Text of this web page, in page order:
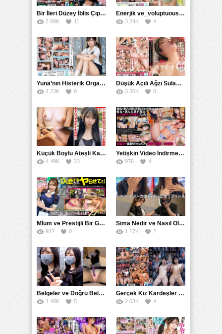
Bir İleri Düzey İblis Çıplak Teslimat Görevlisi, İnce Bedeni ve Şeytani Becerileriyle Sizi Sürekli BoşaltacakMDBK
2.89K 11
Enerjik ve_voluptuous Üniversite Kızının H Kupa Büyüklüğündeki Göğüsleri ve Çılgın Orgazmı
3.24K 4
Yuna’nın Histerik Orgazmı: Genç Kızın Savage Hareketlerle Ulaştığı Şiddetli Coşkuları
4.23K 9
Düşük Açılı Ağzı Sulama Teknikleri ve AGMX İlişkisi
3.36K 8
Küçük Boylu Ateşli Karakter: Nandinin Hassas Uçuklu Memeleri ve Sahneleri
4.49K 23
Yetişkin Video İndirme Siteleri Grubu: Şefkatli Patron ve Sekreterin Aşk Hikayesi: Prestijli Bir Son
976 4
Mİüm ve Prestijli Bir Gecenin Sırları: Gizemli Bir Kadın ve Mükemmel Bir Macera
922 0
Sima Nedir ve Nasıl Oluşur
1.17K 2
Belgeler ve Doğru Belgelendirmede DOCS’in Önemi
1.48K 5
Gerçek Kız Kardeşler hipnoz ve zihin kontrolü altında liebe阴茎 için yalvaran kızlar: Mısakı Nemıne Mına Hınano
2.63K 4